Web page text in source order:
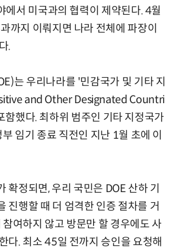
에서 미국과의 협력이 제약된다. 4월
까지 이뤄지면 나라 전체에 파장이
.
는 우리나라를 '민감국가 및 기타 지
and Other Designated Countri
함했다. 최하위 범주인 기타 지정국가
임기 종료 직전인 지난 1월 초에 이
확정되면, 우리 국민은 DOE 산하 기
진행할 때 더 엄격한 인증 절차를 거
여하지 않고 방문만 할 경우에도 사
다. 최소 45일 전까지 승인을 요청해